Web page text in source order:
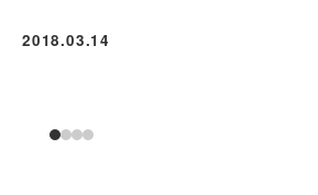
2018.03.14